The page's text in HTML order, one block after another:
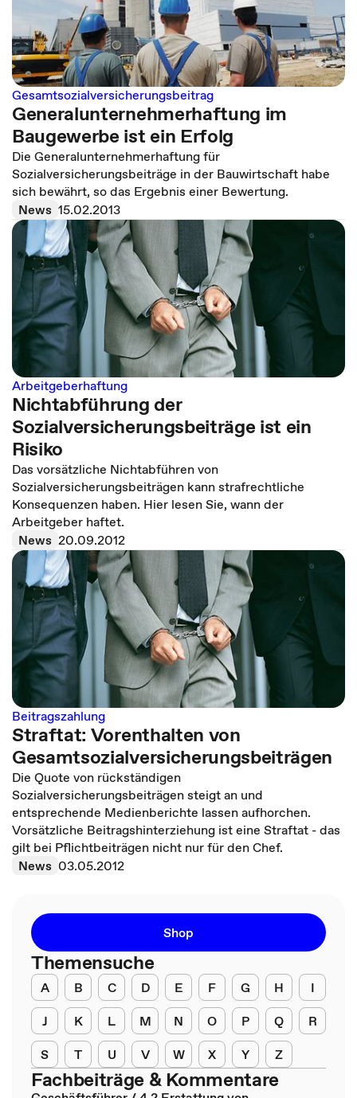
Gesamtsozialversicherungsbeitrag
Generalunternehmerhaftung im
Baugewerbe ist ein Erfolg
Die Generalunternehmerhaftung für
Sozialversicherungsbeiträge in der Bauwirtschaft habe
sich bewährt, so das Ergebnis einer Bewertung.
News 15.02.2013
Arbeitgeberhaftung
Nichtabführung der
Sozialversicherungsbeiträge ist ein
Risiko
Das vorsätzliche Nichtabführen von
Sozialversicherungsbeiträgen kann strafrechtliche
Konsequenzen haben. Hier lesen Sie, wann der
Arbeitgeber haftet.
News 20.09.2012
Beitragszahlung
Straftat: Vorenthalten von
Gesamtsozialversicherungsbeiträgen
Die Quote von rückständigen
Sozialversicherungsbeiträgen steigt an und
entsprechende Medienberichte lassen aufhorchen.
Vorsätzliche Beitragshinterziehung ist eine Straftat - das
gilt bei Pflichtbeiträgen nicht nur für den Chef.
News 03.05.2012
Shop
Themensuche
A B C D E F G H
I
J
K L M N O P Q
R
S
T U V W X Y Z
Fachbeiträge & Kommentare